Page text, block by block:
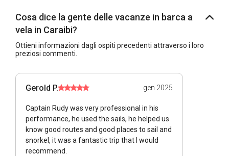
Cosa dice la gente delle vacanze in barca a
vela in Caraibi?
Ottieni informazioni dagli ospiti precedenti attraverso i loro
preziosi commenti.
Gerold P. gen 2025
Captain Rudy was very professional in his
performance, he used the sails, he helped us
know good routes and good places to sail and
snorkel, it was a fantastic trip that I would
recommend.